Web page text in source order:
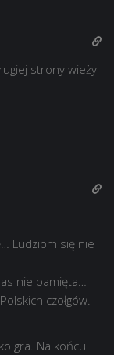
strony wieży
Ludziom się nie
nie pamięta…
czołgów.
gra. Na końcu